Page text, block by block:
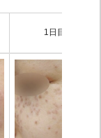
Googleマップ口コミ
1日目